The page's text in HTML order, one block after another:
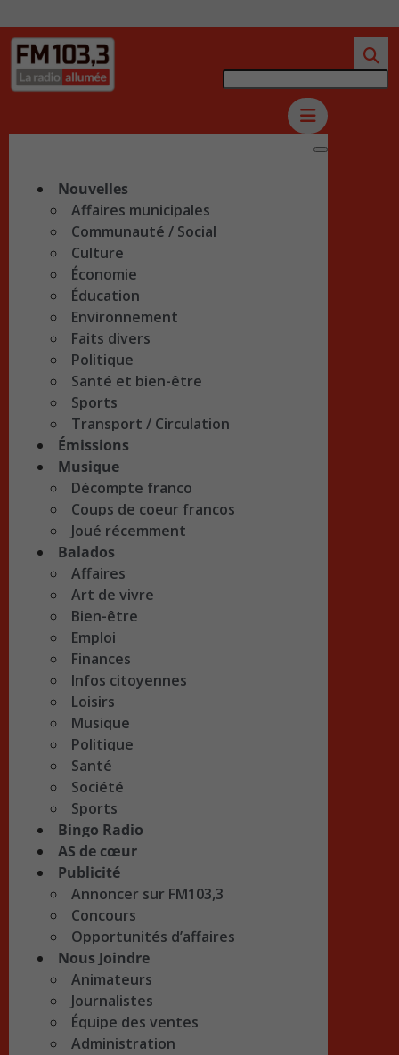
Nouvelles
Affaires municipales
Communauté / Social
Culture
Économie
Éducation
Environnement
Faits divers
Politique
Santé et bien-être
Sports
Transport / Circulation
Émissions
Musique
Décompte franco
Coups de coeur francos
Joué récemment
Balados
Affaires
Art de vivre
Bien-être
Emploi
Finances
Infos citoyennes
Loisirs
Musique
Politique
Santé
Société
Sports
Bingo Radio
AS de cœur
Publicité
Annoncer sur FM103,3
Concours
Opportunités d’affaires
Nous Joindre
Animateurs
Journalistes
Équipe des ventes
Administration